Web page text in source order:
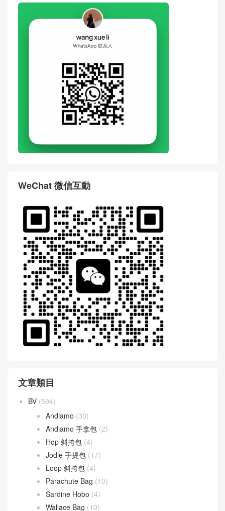
WeChat 微信互動
文章類目
BV (594)
Andiamo (30)
Andiamo 手拿包 (2)
Hop 斜挎包 (4)
Jodie 手提包 (17)
Loop 斜挎包 (4)
Parachute Bag (10)
Sardine Hobo (4)
Wallace Bag (10)